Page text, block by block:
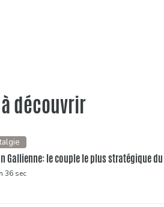
découvrir
Gallienne: le couple le plus stratégique
36 sec